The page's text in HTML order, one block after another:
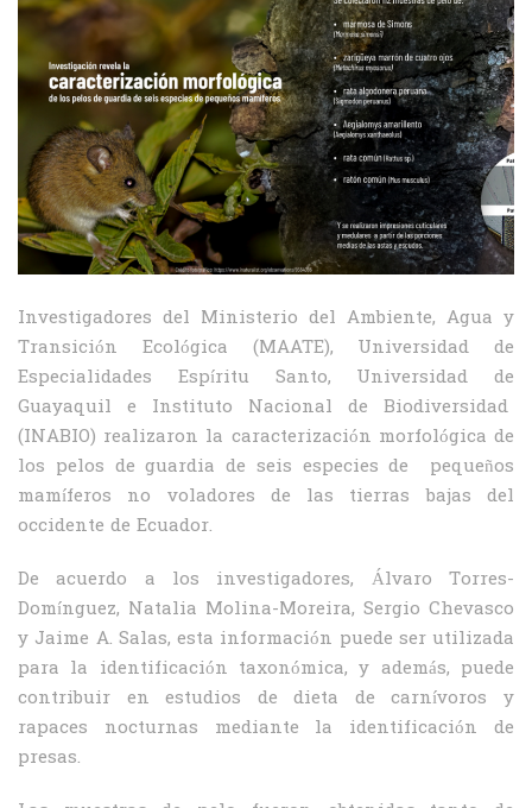
Investigadores del Ministerio del Ambiente, Agua y
Transición Ecológica (MAATE), Universidad de
Especialidades Espíritu Santo, Universidad de
Guayaquil e Instituto Nacional de Biodiversidad
(INABIO) realizaron la caracterización morfológica de
los pelos de guardia de seis especies de pequeños
mamíferos no voladores de las tierras bajas del
occidente de Ecuador.
De acuerdo a los investigadores, Álvaro Torres-
Domínguez, Natalia Molina-Moreira, Sergio Chevasco
y Jaime A. Salas, esta información puede ser utilizada
para la identificación taxonómica, y además, puede
contribuir en estudios de dieta de carnívoros y
rapaces nocturnas mediante la identificación de
presas.